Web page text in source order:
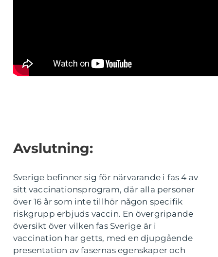
Avslutning:
Sverige befinner sig för närvarande i fas 4 av
sitt vaccinationsprogram, där alla personer
över 16 år som inte tillhör någon specifik
riskgrupp erbjuds vaccin. En övergripande
översikt över vilken fas Sverige är i
vaccination har getts, med en djupgående
presentation av fasernas egenskaper och